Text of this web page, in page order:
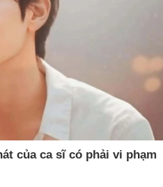
của ca sĩ có phải vi phạm